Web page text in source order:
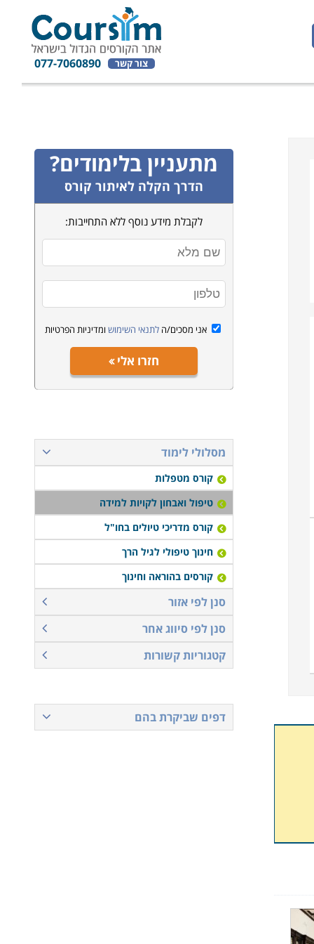
צור קשר 077-7060890
מתעניין בלימודים?
הדרך הקלה לאיתור קורס
לקבלת מידע נוסף ללא התחייבות:
אני מסכים/הלתנאי השימוש ומדיניות הפרטיות
חזרו אלי
מסלולי לימוד
קורס מטפלות
טיפול ואבחון לקויות למידה
קורס מדריכי טיולים בחו"ל
חינוך טיפולי לגיל הרך
קורסים בהוראה וחינוך
סנן לפי אזור
סנן לפי סיווג אחר
קטגוריות קשורות
דפים שביקרת בהם